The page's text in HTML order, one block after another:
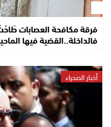
فالداخلة..القضية فيها
أخبار الصحراء